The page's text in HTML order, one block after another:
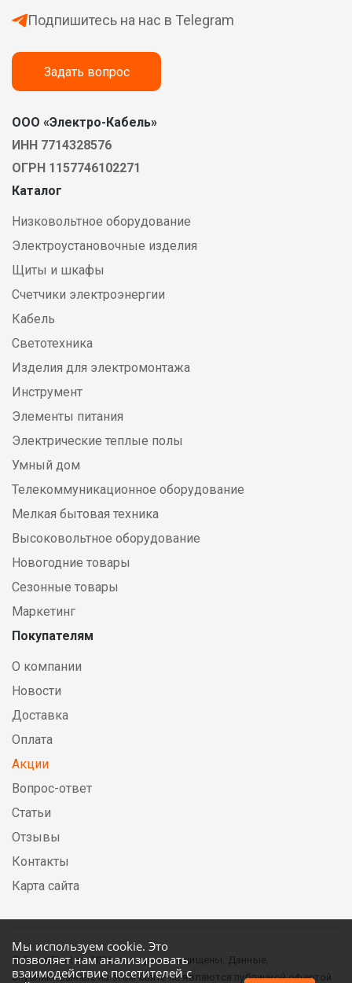
Мы используем cookie. Это
позволяет нам анализировать
взаимодействие посетителей с
Подпишитесь на нас в Telegram
Задать вопрос
ООО «Электро-Кабель»
ИНН 7714328576
ОГРН 1157746102271
Каталог
Низковольтное оборудование
Электроустановочные изделия
Щиты и шкафы
Счетчики электроэнергии
Кабель
Светотехника
Изделия для электромонтажа
Инструмент
Элементы питания
Электрические теплые полы
Умный дом
Телекоммуникационное оборудование
Мелкая бытовая техника
Высоковольтное оборудование
Новогодние товары
Сезонные товары
Маркетинг
Покупателям
О компании
Новости
Доставка
Оплата
Акции
Вопрос-ответ
Статьи
Отзывы
Контакты
Карта сайта
© DirectElectric, 2026, все права защищены. Данные,
опубликованные на этом сайте не являются публичной офертой.